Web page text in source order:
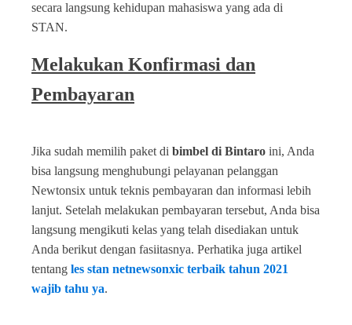
secara langsung kehidupan mahasiswa yang ada di
STAN.
Melakukan Konfirmasi dan
Pembayaran
Jika sudah memilih paket di bimbel di Bintaro ini, Anda
bisa langsung menghubungi pelayanan pelanggan
Newtonsix untuk teknis pembayaran dan informasi lebih
lanjut. Setelah melakukan pembayaran tersebut, Anda bisa
langsung mengikuti kelas yang telah disediakan untuk
Anda berikut dengan fasiitasnya. Perhatika juga artikel
tentang les stan netnewsonxic terbaik tahun 2021
wajib tahu ya.